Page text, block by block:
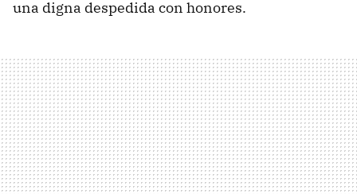
una digna despedida con honores.